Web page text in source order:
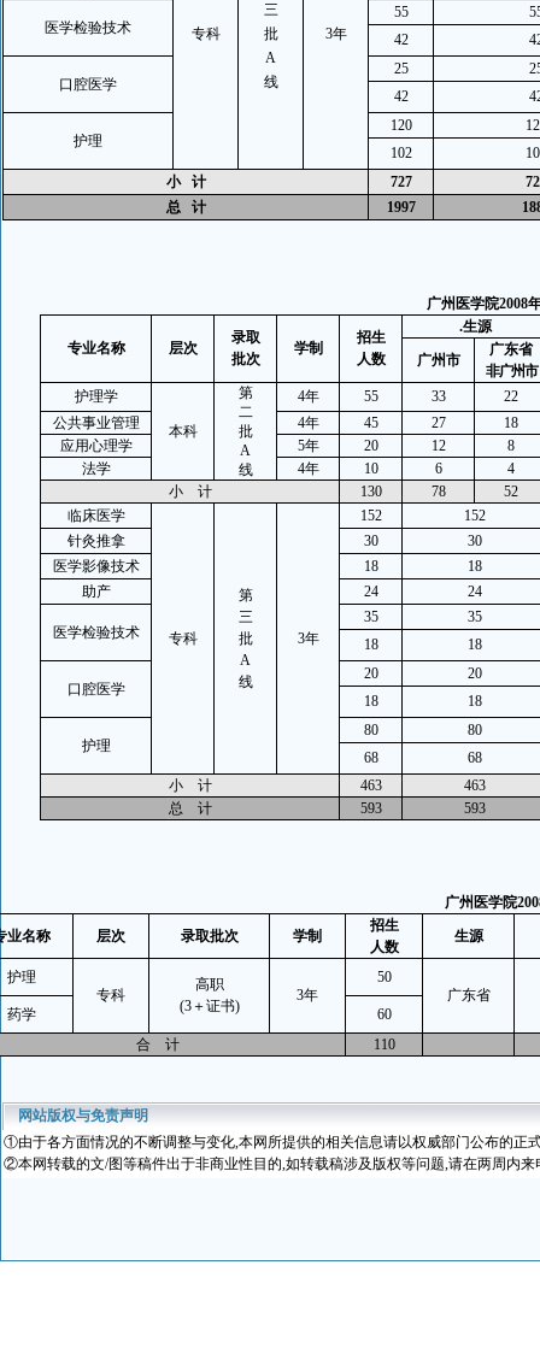
专科
三
批
A
线
3年
医学检验技术
55
42
口腔医学
25
42
护理
120
102
小
计 727
总
计 1997
广州医学院2008
专业名称 层次
录取
批次
学制
招生
人数
.生源
广州市
广东省
非广州市
护理学
本科
第
二
批
A
线
4年 55 33
22
公共事业管理
4年 45 27
18
应用心理学
5年 20 12
8
法学
4年 10 6
4
小
计 130 78
52
临床医学
专科
第
三
批
A
线
3年
152
152
针灸推拿
30
30
医学影像技术
18
18
助产
24 24
医学检验技术
35
35
18
18
口腔医学
20
20
18
18
护理
80
80
68
68
小
计 463
463
总
计 593 593
广州医学院
业名称
层次 录取批次 学制
招生
人数
生源
护理
专科
高职
(3＋证书)
3年
50
广东省
药学
60
合
计 110
网站版权与免责声明
①由于各方面情况的不断调整与变化,本网所提供的相关信息请以权威部门公布的正
②本网转载的文/图等稿件出于非商业性目的,如转载稿涉及版权等问题,请在两周内来